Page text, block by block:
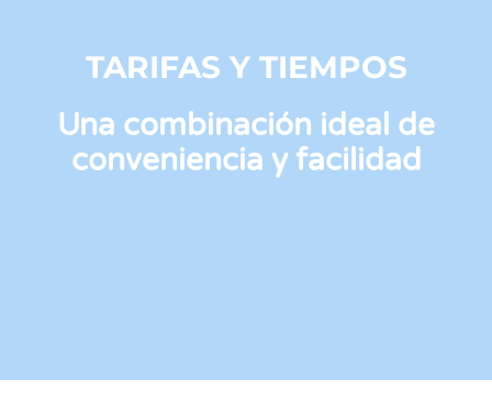
TARIFAS Y TIEMPOS
Una combinación ideal de
conveniencia y facilidad